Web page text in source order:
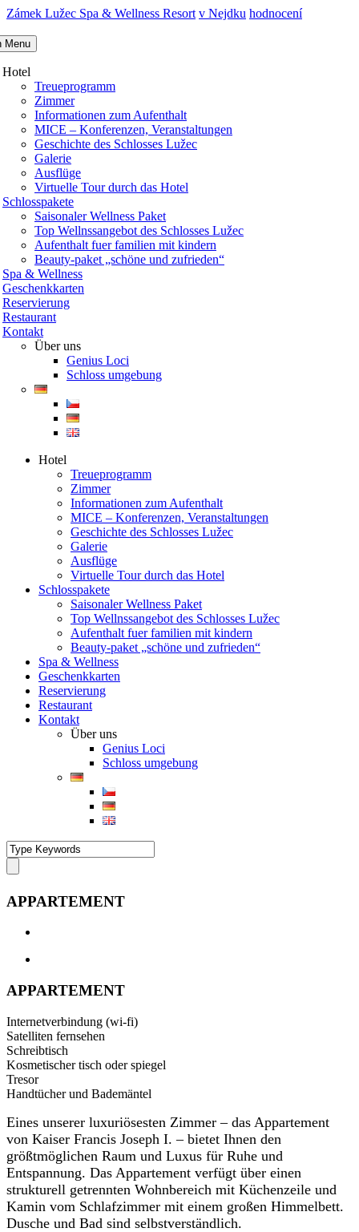
Zámek Lužec Spa & Wellness Resort v Nejdku hodnocení
Menu
Hotel
Treueprogramm
Zimmer
Informationen zum Aufenthalt
MICE – Konferenzen, Veranstaltungen
Geschichte des Schlosses Lužec
Galerie
Ausflüge
Virtuelle Tour durch das Hotel
Schlosspakete
Saisonaler Wellness Paket
Top Wellnssangebot des Schlosses Lužec
Aufenthalt fuer familien mit kindern
Beauty-paket „schöne und zufrieden“
Spa & Wellness
Geschenkkarten
Reservierung
Restaurant
Kontakt
Über uns
Genius Loci
Schloss umgebung
Hotel
Treueprogramm
Zimmer
Informationen zum Aufenthalt
MICE – Konferenzen, Veranstaltungen
Geschichte des Schlosses Lužec
Galerie
Ausflüge
Virtuelle Tour durch das Hotel
Schlosspakete
Saisonaler Wellness Paket
Top Wellnssangebot des Schlosses Lužec
Aufenthalt fuer familien mit kindern
Beauty-paket „schöne und zufrieden“
Spa & Wellness
Geschenkkarten
Reservierung
Restaurant
Kontakt
Über uns
Genius Loci
Schloss umgebung
APPARTEMENT
APPARTEMENT
Internetverbindung (wi-fi)
Satelliten fernsehen
Schreibtisch
Kosmetischer tisch oder spiegel
Tresor
Handtücher und Bademäntel
Eines unserer luxuriösesten Zimmer – das Appartement
von Kaiser Francis Joseph I. – bietet Ihnen den
größtmöglichen Raum und Luxus für Ruhe und
Entspannung. Das Appartement verfügt über einen
strukturell getrennten Wohnbereich mit Küchenzeile und
Kamin vom Schlafzimmer mit einem großen Himmelbett.
Dusche und Bad sind selbstverständlich.